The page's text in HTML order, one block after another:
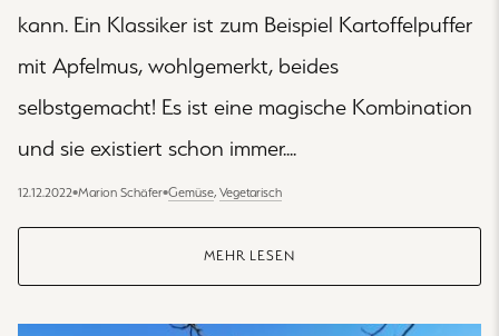
kann. Ein Klassiker ist zum Beispiel Kartoffelpuffer
mit Apfelmus, wohlgemerkt, beides
selbstgemacht! Es ist eine magische Kombination
und sie existiert schon immer....
12.12.2022•Marion Schäfer•Gemüse, Vegetarisch
MEHR LESEN